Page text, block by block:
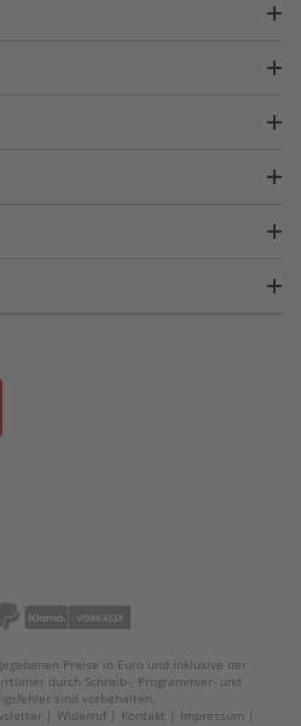
Preise in Euro und inklusive der
durch Schreib-, Programmier- und
sind vorbehalten.
Widerruf Kontakt
Impressum